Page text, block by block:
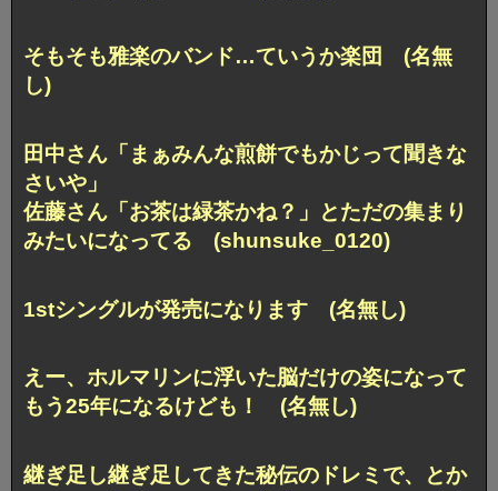
そもそも雅楽のバンド…ていうか楽団 (名無
し)
田中さん「まぁみんな煎餅でもかじって聞きな
さいや」
佐藤さん「お茶は緑茶かね？」とただの集まり
みたいになってる (shunsuke_0120)
1stシングルが発売になります (名無し)
えー、ホルマリンに浮いた脳だけの姿になって
もう25年になるけども！ (名無し)
継ぎ足し継ぎ足してきた秘伝のドレミで、とか